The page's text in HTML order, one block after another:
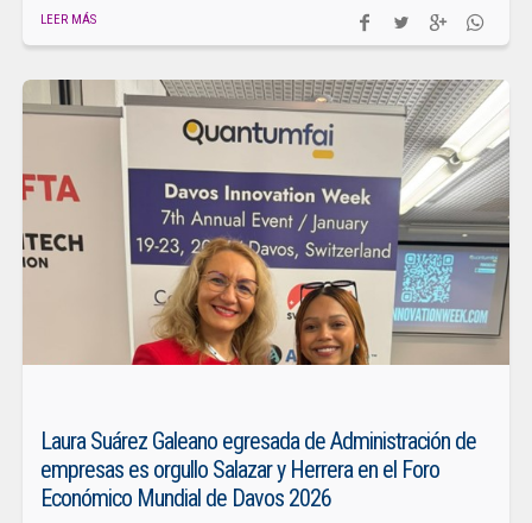
LEER MÁS
Laura Suárez Galeano egresada de Administración de
empresas es orgullo Salazar y Herrera en el Foro
Económico Mundial de Davos 2026